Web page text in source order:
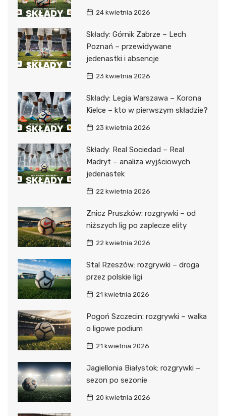
24 kwietnia 2026
Składy: Górnik Zabrze – Lech
Poznań – przewidywane
jedenastki i absencje
23 kwietnia 2026
Składy: Legia Warszawa – Korona
Kielce – kto w pierwszym składzie?
23 kwietnia 2026
Składy: Real Sociedad – Real
Madryt – analiza wyjściowych
jedenastek
22 kwietnia 2026
Znicz Pruszków: rozgrywki – od
niższych lig po zaplecze elity
22 kwietnia 2026
Stal Rzeszów: rozgrywki – droga
przez polskie ligi
21 kwietnia 2026
Pogoń Szczecin: rozgrywki – walka
o ligowe podium
21 kwietnia 2026
Jagiellonia Białystok: rozgrywki –
sezon po sezonie
20 kwietnia 2026